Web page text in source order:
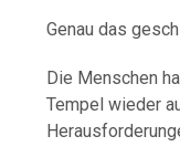
Genau das
Die Menschen
Tempel wieder